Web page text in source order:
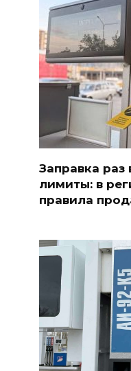
Заправка раз
лимиты: в
правила